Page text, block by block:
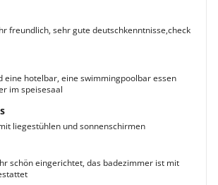
freundlich, sehr gute deutschkenntnisse,check
eine hotelbar, eine swimmingpoolbar essen
im speisesaal
liegestühlen und sonnenschirmen
schön eingerichtet, das badezimmer ist mit